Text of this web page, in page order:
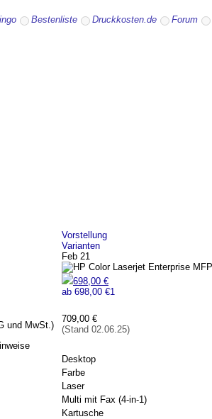
Bestenliste Druckkosten.de Forum
Vorstellung
Varianten
Feb 21
698,00 €
ab 698,00 €1
und MwSt.)
709,00 €
(Stand 02.06.25)
Desktop
Farbe
Laser
Multi mit Fax (4-in-1)
Kartusche